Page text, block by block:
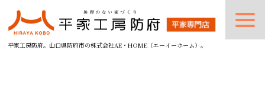
平家工房防府。山口県防府市の株式会社AE・HOME（エーイーホーム）。